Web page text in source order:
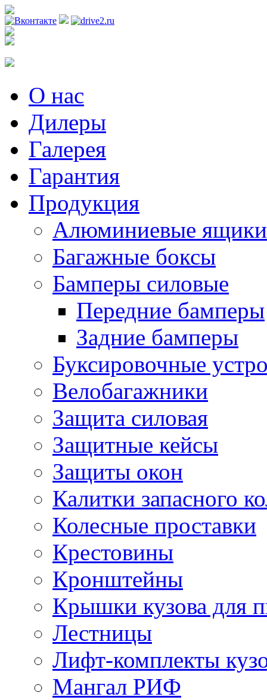
О нас
Дилеры
Галерея
Гарантия
Продукция
Алюминиевые ящики
Багажные боксы
Бамперы силовые
Передние бамперы
Задние бамперы
Буксировочные
Велобагажники
Защита силовая
Защитные кейсы
Защиты окон
Калитки запасного
Колесные проставки
Крестовины
Кронштейны
Крышки кузова для
Лестницы
Лифт-комплекты
Мангал РИФ